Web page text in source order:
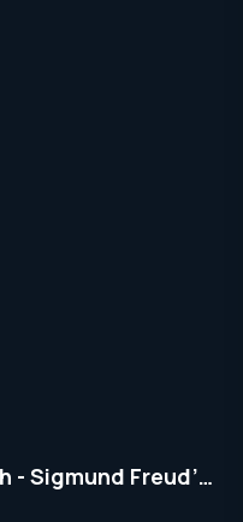
Sigmund Freud’un